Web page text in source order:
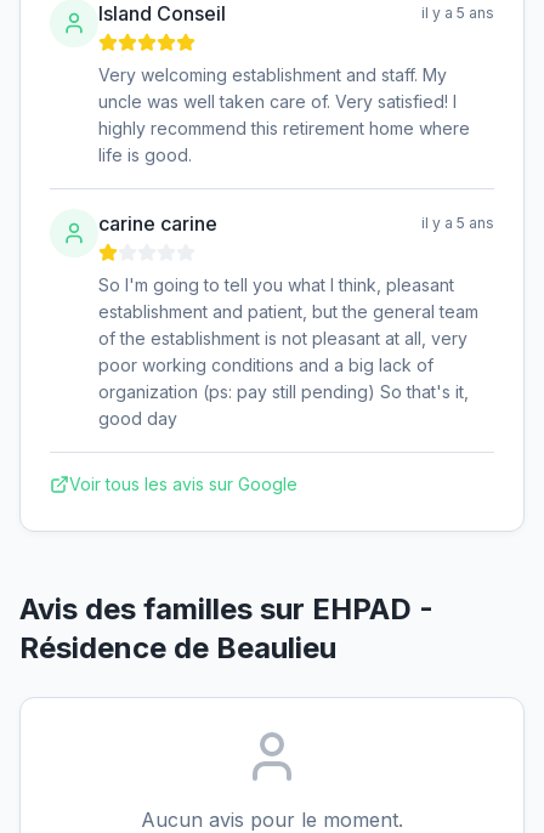
Island Conseil il y a 5 ans
Very welcoming establishment and staff. My
uncle was well taken care of. Very satisfied! I
highly recommend this retirement home where
life is good.
carine carine il y a 5 ans
So I'm going to tell you what I think, pleasant
establishment and patient, but the general team
of the establishment is not pleasant at all, very
poor working conditions and a big lack of
organization (ps: pay still pending) So that's it,
good day
Voir tous les avis sur Google
Avis des familles sur EHPAD -
Résidence de Beaulieu
Aucun avis pour le moment.